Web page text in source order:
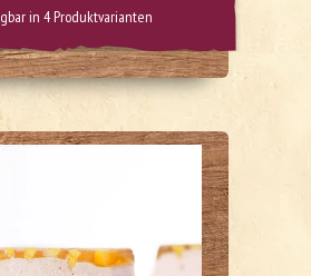
in 4 Produktvarianten